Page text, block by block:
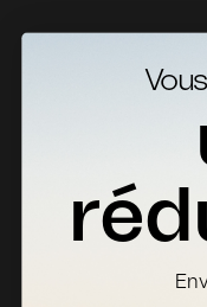
Fiches Techniques
Où acheter